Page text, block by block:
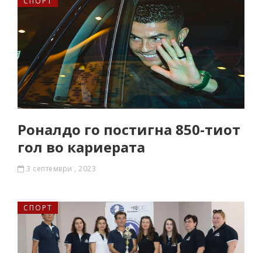
Роналдо го постигна 850-тиот
гол во кариерата
3 септември , 2023
СПОРТ